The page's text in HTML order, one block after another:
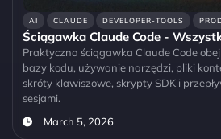
AI CLAUDE DEVELOPER-TOOLS
Ściągawka Claude Code -
Praktyczna ściągawka Claude Code
bazy kodu, używanie narzędzi, pliki
skróty klawiszowe, skrypty SDK i
sesjami.
March 5, 2026